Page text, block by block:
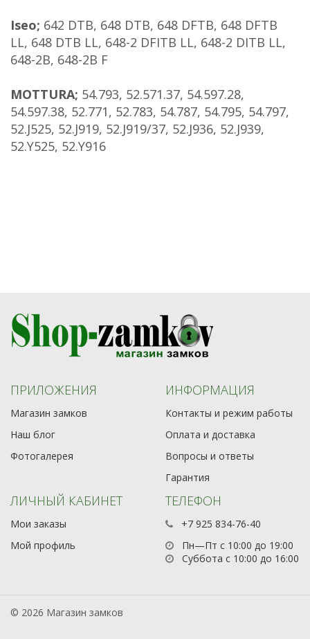
Iseo; 642 DTB, 648 DTB, 648 DFTB, 648 DFTB
LL, 648 DTB LL, 648-2 DFITB LL, 648-2 DITB LL,
648-2B, 648-2B F
MOTTURA; 54.793, 52.571.37, 54.597.28,
54.597.38, 52.771, 52.783, 54.787, 54.795, 54.797,
52.J525, 52.J919, 52.J919/37, 52.J936, 52.J939,
52.Y525, 52.Y916
ПРИЛОЖЕНИЯ
Магазин замков
Наш блог
Фотогалерея
ИНФОРМАЦИЯ
Контакты и режим работы
Оплата и доставка
Вопросы и ответы
Гарантия
ЛИЧНЫЙ КАБИНЕТ
Мои заказы
Мой профиль
ТЕЛЕФОН
+7 925 834-76-40
Пн—Пт с 10:00 до 19:00
Суббота с 10:00 до 16:00
© 2026 Магазин замков